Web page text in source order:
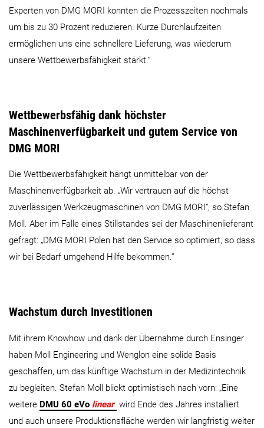
Experten von DMG MORI konnten die Prozesszeiten nochmals
um bis zu 30 Prozent reduzieren. Kurze Durchlaufzeiten
ermöglichen uns eine schnellere Lieferung, was wiederum
unsere Wettbewerbsfähigkeit stärkt.“
Wettbewerbsfähig dank höchster
Maschinenverfügbarkeit und gutem Service von
DMG MORI
Die Wettbewerbsfähigkeit hängt unmittelbar von der
Maschinenverfügbarkeit ab. „Wir vertrauen auf die höchst
zuverlässigen Werkzeugmaschinen von DMG MORI“, so Stefan
Moll. Aber im Falle eines Stillstandes sei der Maschinenlieferant
gefragt: „DMG MORI Polen hat den Service so optimiert, so dass
wir bei Bedarf umgehend Hilfe bekommen.“
Wachstum durch Investitionen
Mit ihrem Knowhow und dank der Übernahme durch Ensinger
haben Moll Engineering und Wenglon eine solide Basis
geschaffen, um das künftige Wachstum in der Medizintechnik
zu begleiten. Stefan Moll blickt optimistisch nach vorn: „Eine
weitere DMU 60 eVo linear wird Ende des Jahres installiert
und auch unsere Produktionsfläche werden wir langfristig weiter